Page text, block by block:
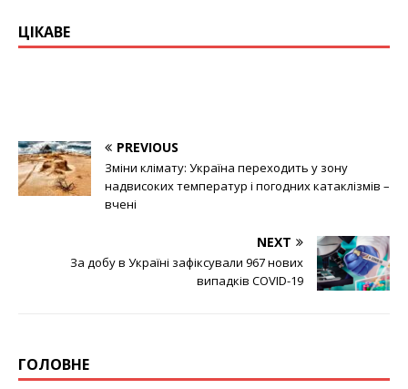
ЦІКАВЕ
PREVIOUS
Зміни клімату: Україна переходить у зону
надвисоких температур і погодних катаклізмів –
вчені
NEXT
За добу в Україні зафіксували 967 нових
випадків COVID-19
ГОЛОВНЕ